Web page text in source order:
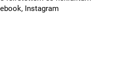
Instagram